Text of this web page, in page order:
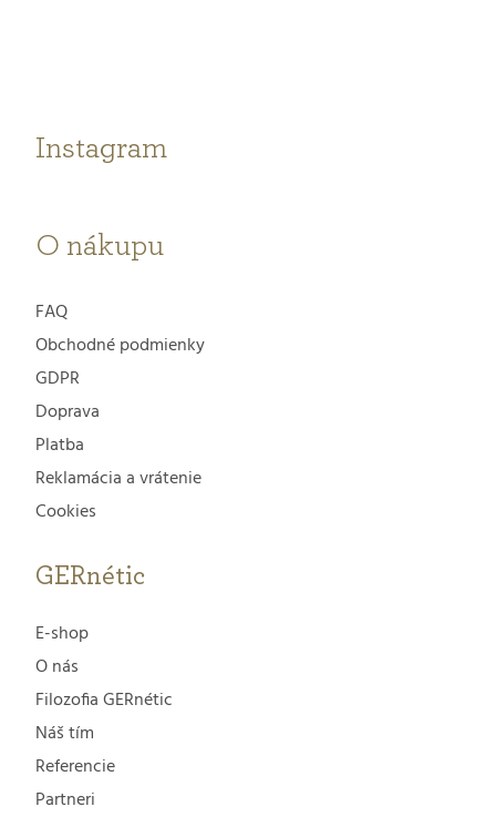
Instagram
O nákupu
FAQ
Obchodné podmienky
GDPR
Doprava
Platba
Reklamácia a vrátenie
Cookies
GERnétic
E-shop
O nás
Filozofia GERnétic
Náš tím
Referencie
Partneri